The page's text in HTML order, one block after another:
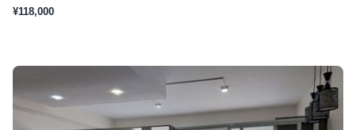
¥118,000